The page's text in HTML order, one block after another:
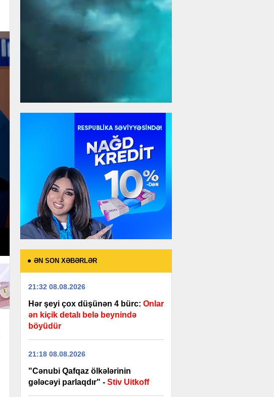
ƏN SON XƏBƏRLƏR
21:32 08.08.2026
Hər şeyi çox düşünən 4 bürc: Onlar
ən kiçik detalı belə beynində
böyüdür
21:18 08.08.2026
"Cənubi Qafqaz ölkələrinin
gələcəyi parlaqdır" - Stiv Uitkoff